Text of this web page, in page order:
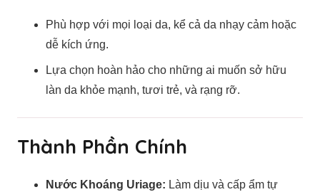
Phù hợp với mọi loại da, kể cả da nhạy cảm hoặc
dễ kích ứng.
Lựa chọn hoàn hảo cho những ai muốn sở hữu
làn da khỏe mạnh, tươi trẻ, và rạng rỡ.
Thành Phần Chính
Nước Khoáng Uriage: Làm dịu và cấp ẩm tự